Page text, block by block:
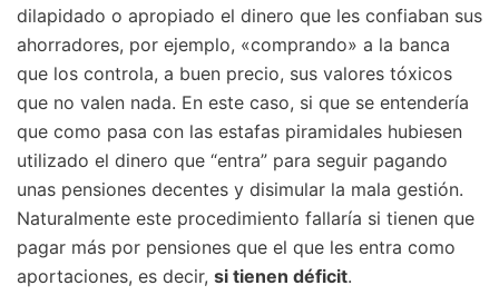
dilapidado o apropiado el dinero que les confiaban sus
ahorradores, por ejemplo, «comprando» a la banca
que los controla, a buen precio, sus valores tóxicos
que no valen nada. En este caso, si que se entendería
que como pasa con las estafas piramidales hubiesen
utilizado el dinero que “entra” para seguir pagando
unas pensiones decentes y disimular la mala gestión.
Naturalmente este procedimiento fallaría si tienen que
pagar más por pensiones que el que les entra como
aportaciones, es decir, si tienen déficit.